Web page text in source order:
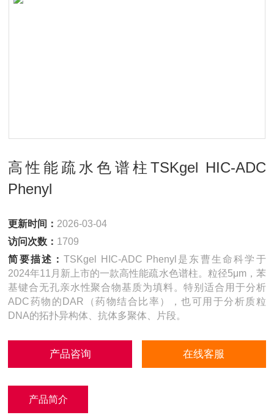
高性能疏水色谱柱TSKgel HIC-ADC
Phenyl
更新时间： 2026-03-04
访问次数： 1709
简要描述：TSKgel HIC-ADC Phenyl是东曹生命科学于
2024年11月新上市的一款高性能疏水色谱柱。粒径5μm，苯
基键合无孔亲水性聚合物基质为填料。特别适合用于分析
ADC药物的DAR（药物结合比率），也可用于分析质粒
DNA的拓扑异构体、抗体多聚体、片段。
产品咨询 在线客服
产品简介